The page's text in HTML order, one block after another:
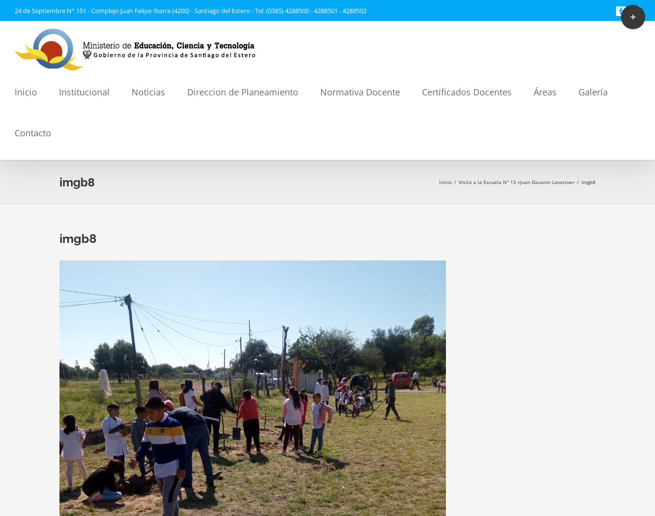
al
24 de Septiembre N° 151 - Complejo Juan Felipe Ibarra (4200) - Santiago del Estero - Tel. (0385) 4288500 - 4288501 - 4288502 Facebook
Inicio Institucional Noticias Direccion de Planeamiento Normativa Docente Certificados Docentes Áreas Galería
Contacto
imgb8 Inicio / Visita a la Escuela N° 15 «Juan Dauxion Lavaisse» / imgb8
imgb8
Toggle
Sliding